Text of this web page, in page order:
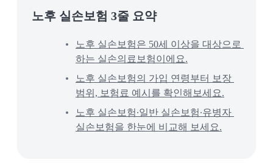
노후 실손보험 3줄 요약
노후 실손보험은 50세 이상을 대상으로
하는 실손의료보험이에요.
노후 실손보험의 가입 연령부터 보장
범위, 보험료 예시를 확인해보세요.
노후 실손보험∙일반 실손보험∙유병자
실손보험을 한눈에 비교해 보세요.